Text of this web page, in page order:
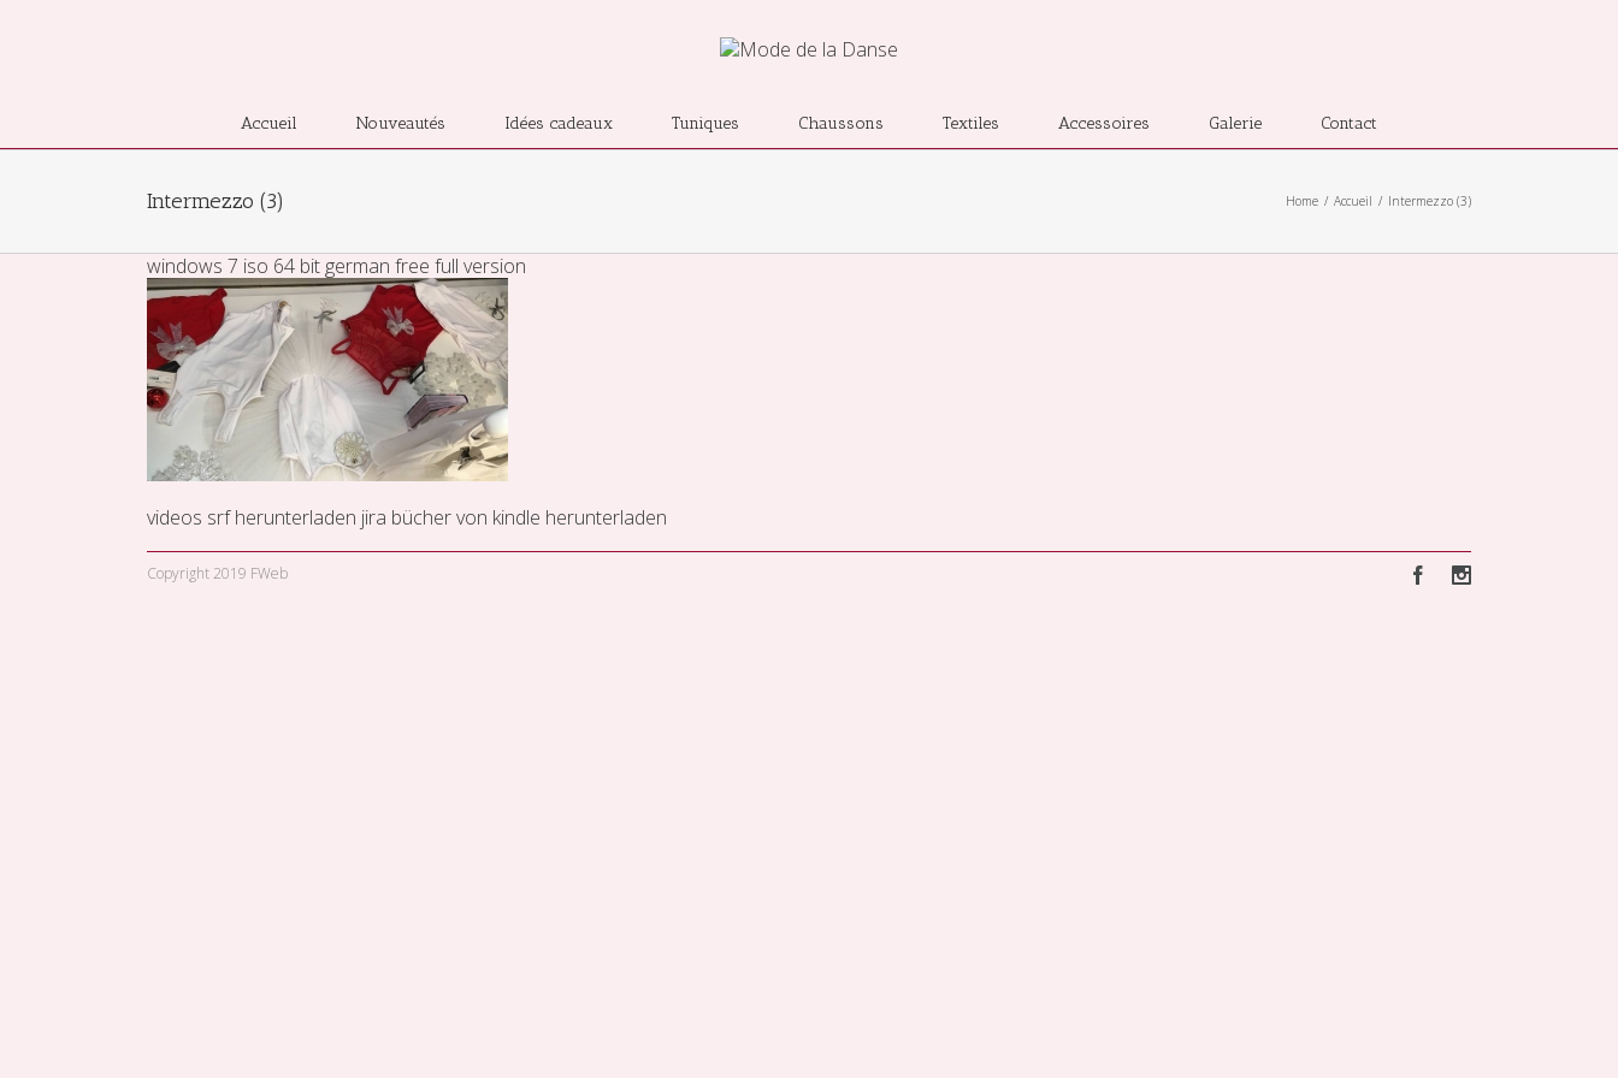
Accueil Nouveautés Idées cadeaux Tuniques Chaussons Textiles Accessoires Galerie Contact
Intermezzo (3) Home Accueil Intermezzo (3)
windows 7 iso 64 bit german free full version
videos srf herunterladen jira bücher von kindle herunterladen
Copyright 2019 FWeb